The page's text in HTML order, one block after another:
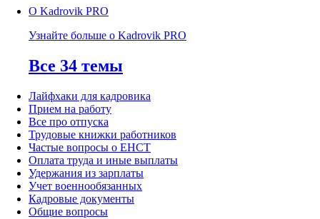
О Kadrovik PRO
Узнайте больше о Kadrovik PRO
Все 34 темы
Лайфхаки для кадровика
Прием на работу
Все про отпуска
Трудовые книжки работников
Частые вопросы о ЕНСТ
Оплата труда и иные выплаты
Удержания из зарплаты
Учет военнообязанных
Кадровые документы
Общие вопросы